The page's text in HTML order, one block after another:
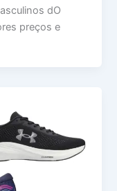
dO
preços e